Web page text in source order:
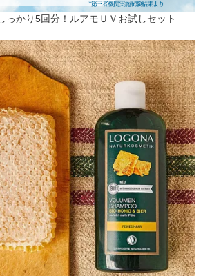
っかり5回分！ルアモＵＶお試しセット